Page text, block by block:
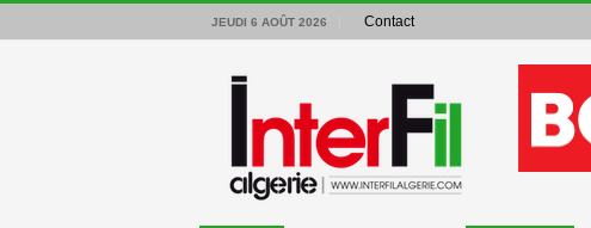
JEUDI 6 AOÛT 2026 Contact